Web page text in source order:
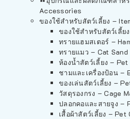
Accessories
ของใช้สำหรับสัตว์เลี้ยง –
ของใช้สำหรับสัตว์เลี้ย
ทรายแฮมสเตอร์ –
ทรายแมว – Cat Sand
ห้องน้ำสัตว์เลี้ยง –
ชามและเครื่องป้อน –
ของเล่นสัตว์เลี้ยง –
วัสดุรองกรง – Cage
ปลอกคอและสายจูง –
เสื้อผ้าสัตว์เลี้ยง – Pet